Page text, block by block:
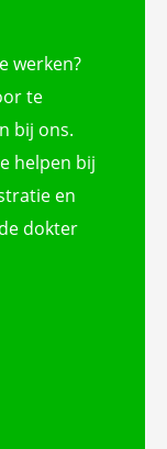
werken?
te
bij ons.
helpen bij
en
dokter